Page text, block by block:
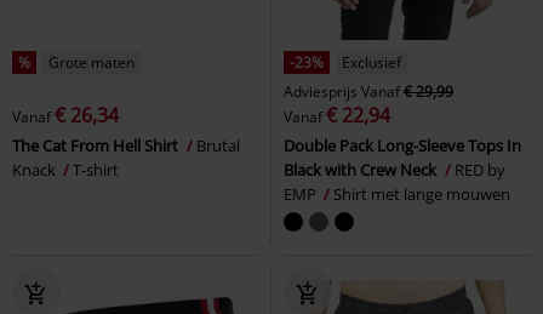
% Grote maten
Vanaf€ 26,34
The Cat From Hell Shirt
Brutal
Knack
T-shirt
-23%
Exclusief
Adviesprijs Vanaf€ 29,99
Vanaf€ 22,94
Double Pack Long-Sleeve Tops In
Black with Crew Neck
RED by
EMP
Shirt met lange mouwen